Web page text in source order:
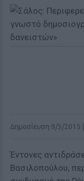
Δημοσίευση 9/3/2015
Έντονες
Βασιλοπούλου,